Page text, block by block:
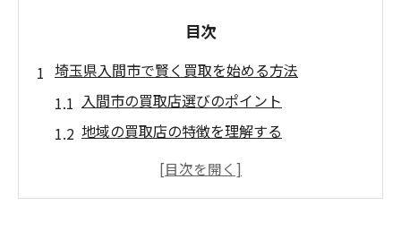
目次
埼玉県入間市で賢く買取を始める方法
入間市の買取店選びのポイント
地域の買取店の特徴を理解する
入間市での買取に関する法律と規制